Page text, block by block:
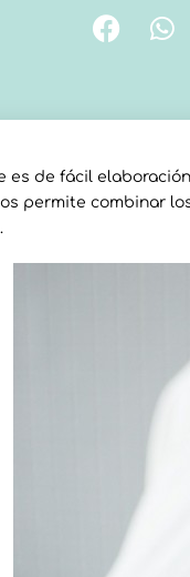
es de fácil
permite combinar